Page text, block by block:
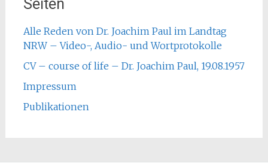
Seiten
Alle Reden von Dr. Joachim Paul im Landtag
NRW – Video-, Audio- und Wortprotokolle
CV – course of life – Dr. Joachim Paul, 19.08.1957
Impressum
Publikationen